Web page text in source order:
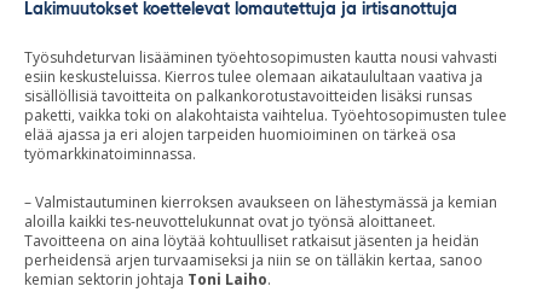
Lakimuutokset koettelevat lomautettuja ja irtisanottuja
Työsuhdeturvan lisääminen työehtosopimusten kautta nousi vahvasti
esiin keskusteluissa. Kierros tulee olemaan aikataulultaan vaativa ja
sisällöllisiä tavoitteita on palkankorotustavoitteiden lisäksi runsas
paketti, vaikka toki on alakohtaista vaihtelua. Työehtosopimusten tulee
elää ajassa ja eri alojen tarpeiden huomioiminen on tärkeä osa
työmarkkinatoiminnassa.
– Valmistautuminen kierroksen avaukseen on lähestymässä ja kemian
aloilla kaikki tes-neuvottelukunnat ovat jo työnsä aloittaneet.
Tavoitteena on aina löytää kohtuulliset ratkaisut jäsenten ja heidän
perheidensä arjen turvaamiseksi ja niin se on tälläkin kertaa, sanoo
kemian sektorin johtaja Toni Laiho.